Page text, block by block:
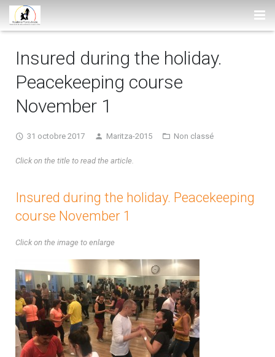
MARITZA
Fondatrice et professeur
Compagnie de danse
ACTUALITÉS
Tarifs, planning et lieux
Cours collectifs adultes
Cours particuliers
Stages
Ateliers chorégraphiques
Devenir professeur
DANSES
Cumbia
Bolero
Spectacles et autres prestations
Nos réalisations en images
PHOTOS ET VIDÉOS
Photos de l’Académie
Vidéos de l’Académie
CONTACT
Insured during the holiday.
Peacekeeping course
November 1
31 octobre 2017 Maritza-2015 Non classé
Click on the title to read the article.
Insured during the holiday. Peacekeeping
course November 1
Click on the image to enlarge